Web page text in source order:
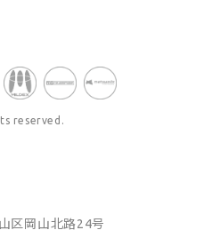
reserved.
区岡山北路24号